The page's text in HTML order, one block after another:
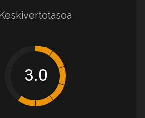
Keskivertotasoa